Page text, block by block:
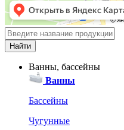
Ванны, бассейны
Ванны
Бассейны
Чугунные